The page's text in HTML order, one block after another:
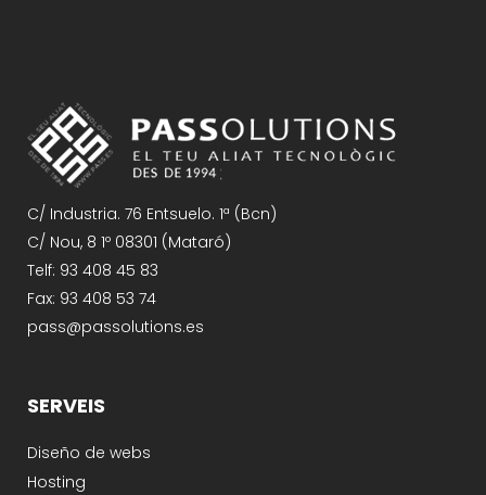
C/ Industria. 76 Entsuelo. 1ª (Bcn)
C/ Nou, 8 1º 08301 (Mataró)
Telf: 93 408 45 83
Fax: 93 408 53 74
pass@passolutions.es
SERVEIS
Diseño de webs
Hosting